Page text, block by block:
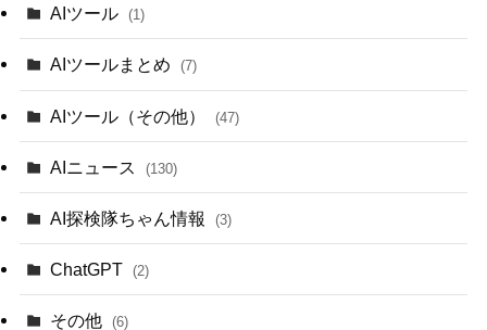
AIツール (1)
AIツールまとめ (7)
AIツール（その他） (47)
AIニュース (130)
AI探検隊ちゃん情報 (3)
ChatGPT (2)
その他 (6)